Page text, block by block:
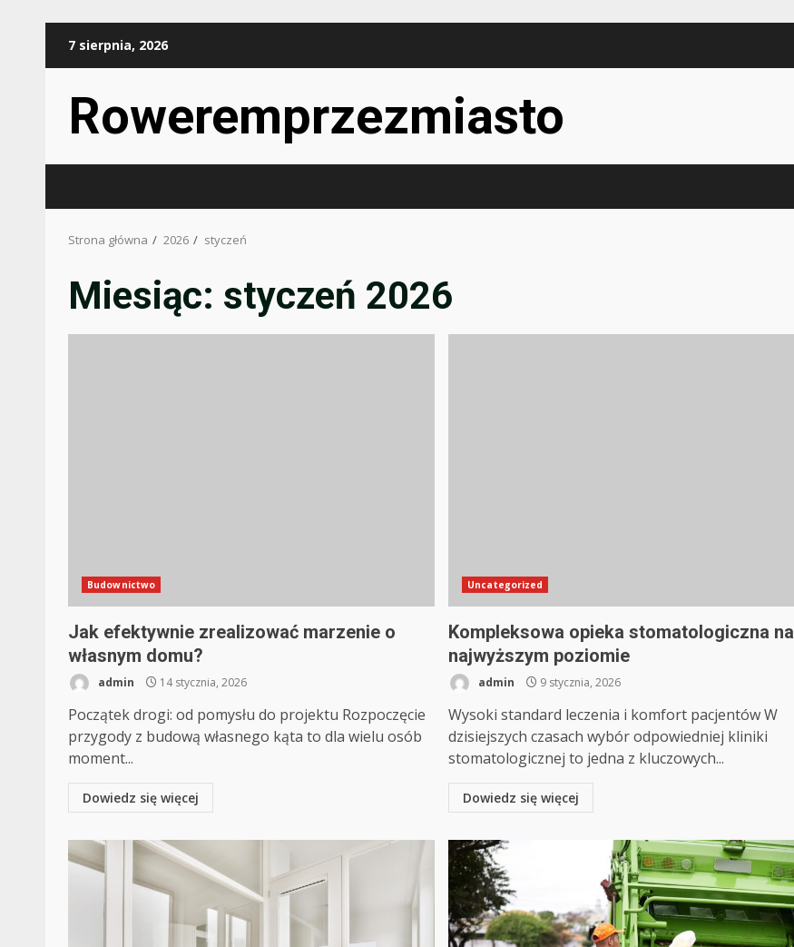
7 sierpnia, 2026
Roweremprzezmiasto
Strona główna 2026 styczeń
Miesiąc: styczeń 2026
Budownictwo
Jak efektywnie zrealizować marzenie o
własnym domu?
admin 14 stycznia, 2026
Początek drogi: od pomysłu do projektu Rozpoczęcie
przygody z budową własnego kąta to dla wielu osób
moment...
Dowiedz się więcej
Uncategorized
Kompleksowa opieka stomatologiczna na
najwyższym poziomie
admin 9 stycznia, 2026
Wysoki standard leczenia i komfort pacjentów W
dzisiejszych czasach wybór odpowiedniej kliniki
stomatologicznej to jedna z kluczowych...
Dowiedz się więcej